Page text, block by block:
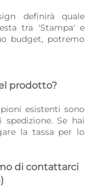
definirà quale
tra 'Stampa' e
budget, potremo
prodotto?
esistenti sono
Se hai
la tassa per lo
di contattarci